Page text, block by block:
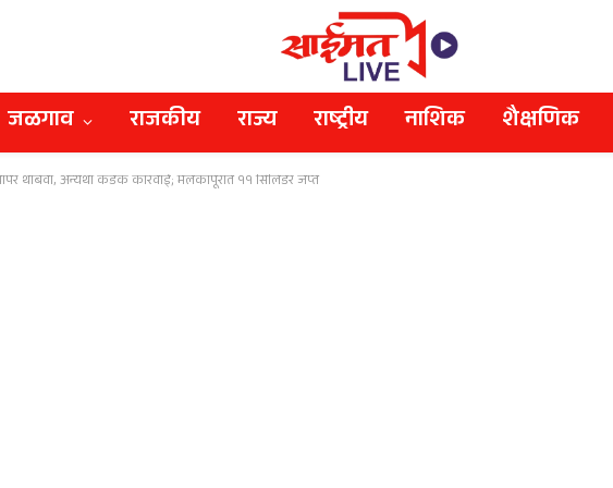
जळगाव राजकीय राज्य राष्ट्रीय नाशिक शैक्षणिक
थांबवा, अन्यथा कडक कारवाई; मलकापूरात ११ सिलिंडर जप्त